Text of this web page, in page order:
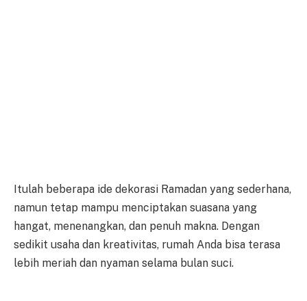
Itulah beberapa ide dekorasi Ramadan yang sederhana,
namun tetap mampu menciptakan suasana yang
hangat, menenangkan, dan penuh makna. Dengan
sedikit usaha dan kreativitas, rumah Anda bisa terasa
lebih meriah dan nyaman selama bulan suci.